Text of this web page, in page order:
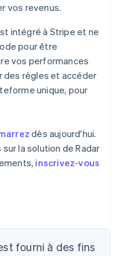
vos revenus.
intégré à Stripe et ne
pour être
vos performances
des règles et accéder
unique, pour
dès aujourd'hui.
la solution de Radar
inscrivez-vous
fourni à des fins